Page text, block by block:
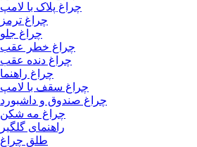
چراغ پلاک با لامپ
چراغ ترمز
چراغ جلو
چراغ خطر عقب
چراغ دنده عقب
چراغ راهنما
چراغ سقف با لامپ
چراغ صندوق و داشبورد
چراغ مه شکن
راهنمای گلگیر
طلق چراغ